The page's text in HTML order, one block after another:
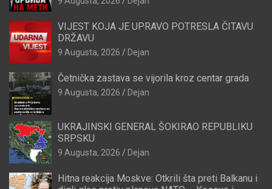
VIJEST KOJA JE UPRAVO POTRESLA ČITAVU
DRŽAVU
9 Augusta, 2026 Dejan
Četnička zastava se vijorila kroz centar grada
9 Augusta, 2026 Dejan
UKRAJINSKI GENERAL ŠOKIRAO REPUBLIKU
SRPSKU
9 Augusta, 2026 Dejan
Hitna reakcija Moskve: Otkrili šta preti Balkanu i